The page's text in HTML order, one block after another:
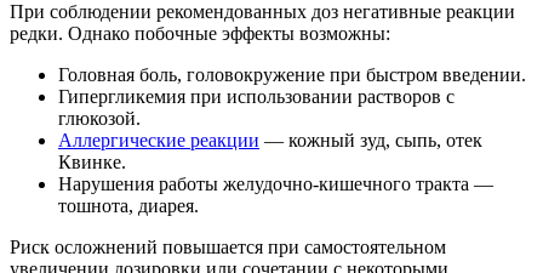
При соблюдении рекомендованных доз негативные реакции
редки. Однако побочные эффекты возможны:
Головная боль, головокружение при быстром введении.
Гипергликемия при использовании растворов с
глюкозой.
Аллергические реакции — кожный зуд, сыпь, отек
Квинке.
Нарушения работы желудочно-кишечного тракта —
тошнота, диарея.
Риск осложнений повышается при самостоятельном
увеличении дозировки или сочетании с некоторыми